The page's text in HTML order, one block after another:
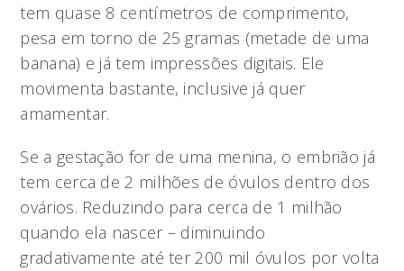
tem quase 8 centímetros de comprimento,
pesa em torno de 25 gramas (metade de uma
banana) e já tem impressões digitais. Ele
movimenta bastante, inclusive já quer
amamentar.
Se a gestação for de uma menina, o embrião já
tem cerca de 2 milhões de óvulos dentro dos
ovários. Reduzindo para cerca de 1 milhão
quando ela nascer – diminuindo
gradativamente até ter 200 mil óvulos por volta